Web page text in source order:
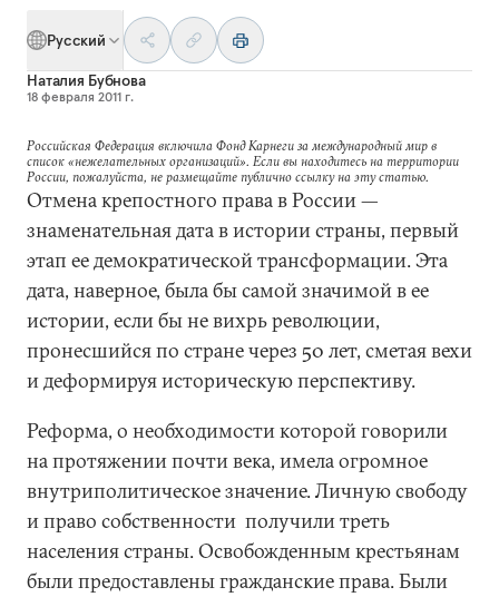
Русский
Наталия Бубнова
18 февраля 2011 г.
Российская Федерация включила Фонд Карнеги за международный мир в
список «нежелательных организаций». Если вы находитесь на территории
России, пожалуйста, не размещайте публично ссылку на эту статью.
Отмена крепостного права в России —
знаменательная дата в истории страны, первый
этап ее демократической трансформации. Эта
дата, наверное, была бы самой значимой в ее
истории, если бы не вихрь революции,
пронесшийся по стране через 50 лет, сметая вехи
и деформируя историческую перспективу.
Реформа, о необходимости которой говорили
на протяжении почти века, имела огромное
внутриполитическое значение. Личную свободу
и право собственности получили треть
населения страны. Освобожденным крестьянам
были предоставлены гражданские права. Были